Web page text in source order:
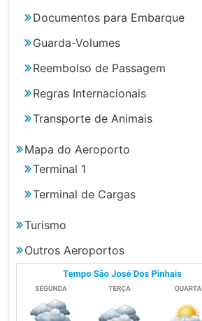
Documentos para Embarque
Guarda-Volumes
Reembolso de Passagem
Regras Internacionais
Transporte de Animais
Mapa do Aeroporto
Terminal 1
Terminal de Cargas
Turismo
Outros Aeroportos